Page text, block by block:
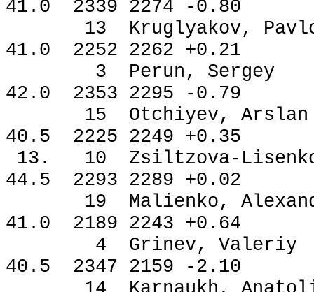
41.0 2339 2274 -0.80
13 Kruglyakov,
41.0 2252 2262 +0.21
3 Perun,
42.0 2353 2295 -0.79
15 Otchiyev,
40.5 2225 2249 +0.35
13. 10 Zsiltzova-
44.5 2293 2289 +0.02
19 Malienko,
41.0 2189 2243 +0.64
4 Grinev,
40.5 2347 2159 -2.10